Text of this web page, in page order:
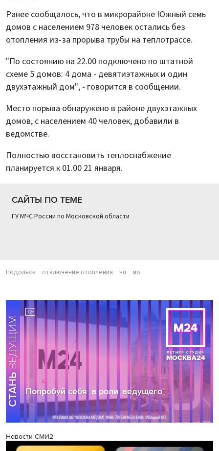
Ранее сообщалось, что в микрорайоне Южный семь
домов с населением 978 человек остались без
отопления из-за прорыва трубы на теплотрассе.
"По состоянию на 22.00 подключено по штатной
схеме 5 домов: 4 дома - девятиэтажных и один
двухэтажный дом", - говорится в сообщении.
Место порыва обнаружено в районе двухэтажных
домов, с населением 40 человек, добавили в
ведомстве.
Полностью восстановить теплоснабжение
планируется к 01.00 21 января.
САЙТЫ ПО ТЕМЕ
ГУ МЧС России по Московской области
Подольск отключение отопления чп мо
Новости СМИ2